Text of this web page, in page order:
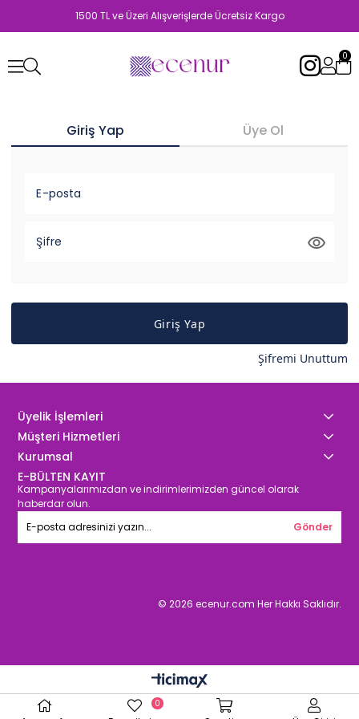
1500 TL ve Üzeri Alışverişlerde Ücretsiz Kargo
0
Giriş Yap Üye Ol
E-posta
Şifre
Giriş Yap
Şifremi Unuttum
Üyelik İşlemleri
Müşteri Hizmetleri
Kurumsal
E-BÜLTEN KAYIT
Kampanyalarımızdan ve indirimlerimizden güncel olarak
haberdar olun.
Gönder
© 2026 ecenur.com Her Hakkı Saklıdır.
0